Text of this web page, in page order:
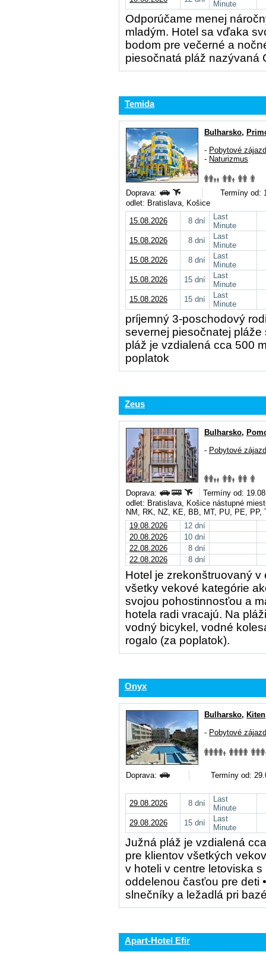
Minute
Odporúčame menej
mladým. Hotel sa vďaka
bodom pre večerné a
piesočnatá pláž nazývaná
Temida
Bulharsko,
- Pobytové
- Naturizmus
Doprava:
Termíny od:
odlet: Bratislava, Košice
15.08.2026
8 dní
Last
Minute
15.08.2026
8 dní
Last
Minute
15.08.2026
8 dní
Last
Minute
15.08.2026
15 dní
Last
Minute
15.08.2026
15 dní
Last
Minute
príjemný 3-poschodový
severnej piesočnatej
pláž je vzdialená cca 500
poplatok
Zeus
Bulharsko,
- Pobytové
Doprava:
Termíny od:
odlet: Bratislava, Košice nástupné
NM, RK, NZ, KE, BB, MT, PU, PE, PP,
19.08.2026
12 dní
20.08.2026
10 dní
22.08.2026
8 dní
22.08.2026
8 dní
Hotel je zrekonštruovaný
všetky vekové kategórie
svojou pohostinnosťou a
hotela radi vracajú. Na
vodný bicykel, vodné
rogalo (za poplatok).
Onyx
Bulharsko, Kiten
- Pobytové
Doprava: Termíny od:
29.08.2026 8 dní
Last
Minute
29.08.2026
15 dní
Last
Minute
Južná pláž je vzdialená
pre klientov všetkých
v hoteli v centre letoviska
oddelenou časťou pre deti
slnečníky a ležadlá pri
Apart-Hotel Efir